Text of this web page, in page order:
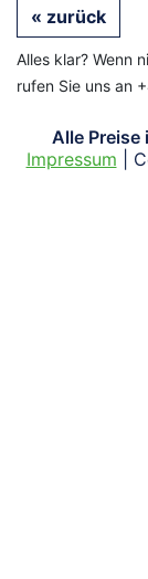
« zurück
Alles klar? Wenn
rufen Sie uns an
Alle Preise
Impressum |